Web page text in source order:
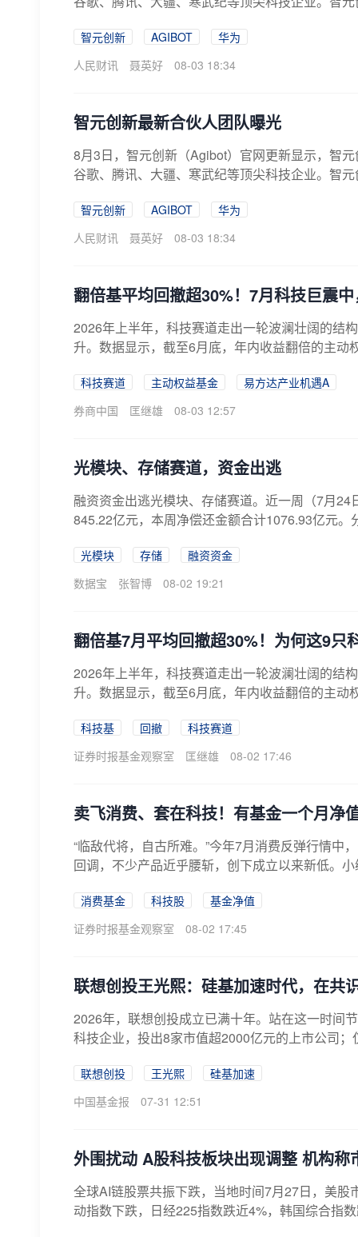
智元创新 AGIBOT
华为
人民财讯
聂英好 08-03 18:34
智元创新最新合伙人团队曝光
8月3日，智元创新（Agibot）官网更新显示，智
谷歌、腾讯、大疆、寒武纪等顶尖科技企业。智
智元创新 AGIBOT
华为
人民财讯
聂英好 08-03 18:34
翻倍基平均回撤超30%！7月科技巨震
2026年上半年，科技赛道走出一轮波澜壮阔的结
升。数据显示，截至6月底，年内收益翻倍的主动
科技赛道 主动权益基金
易方达产业机遇A
券商中国
匡继雄 08-03 12:57
光模块、存储赛道，资金出逃
融资资金出逃光模块、存储赛道。近一周（7月
845.22亿元，本周净偿还金额合计1076.93亿元。
光模块 存储
融资资金
数据宝
张智博 08-02 19:21
翻倍基7月平均回撤超30%！为何这9只
2026年上半年，科技赛道走出一轮波澜壮阔的结
升。数据显示，截至6月底，年内收益翻倍的主动
科技基 回撤
科技赛道
证券时报基金观察室
匡继雄 08-02 17:46
卖飞消费、套在科技！有基金一个月净
“临敌代将，自古所难。”今年7月消费反弹行情中
回调，不少产品近乎腰斩，创下成立以来新低。
消费基金 科技股
基金净值
证券时报基金观察室
08-02 17:45
联想创投王光熙：硅基加速时代，在共
2026年，联想创投成立已满十年。站在这一时间
科技企业，投出8家市值超2000亿元的上市公司
联想创投 王光熙
硅基加速
中国基金报
07-31 12:51
外围扰动 A股科技板块出现调整 机构称
全球AI链股票共振下跌，当地时间7月27日，美
动指数下跌，日经225指数跌近4%，韩国综合指